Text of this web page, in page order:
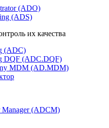
(ADO)
(ADS)
их качества
(ADC)
DQF (ADС.DQF)
MDM (AD.MDM)
Manager (ADCM)